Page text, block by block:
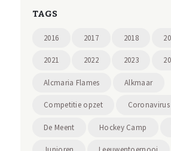
TAGS
2016 2017 2018
2021 2022 2023
Alcmaria Flames Alkmaar
Competitie opzet Coronavirus
De Meent Hockey Camp